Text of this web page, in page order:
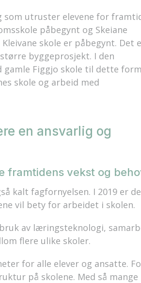
utruster elevene for
påbegynt og Skeiane
skole er påbegynt. Det
byggeprosjekt. I den
Figgjo skole til dette
skole og arbeid med
en ansvarlig og
framtidens vekst og
kalt fagfornyelsen. I 2019 er
vil bety for arbeidet i skolen.
av læringsteknologi,
flere ulike skoler.
for alle elever og ansatte.
på skolene. Med så mange